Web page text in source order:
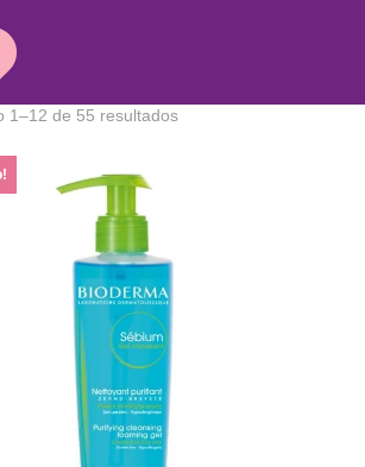
1–12 de 55 resultadosOrdenado